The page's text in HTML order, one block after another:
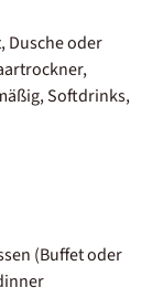
Dusche oder
Softdrinks,
(Buffet oder